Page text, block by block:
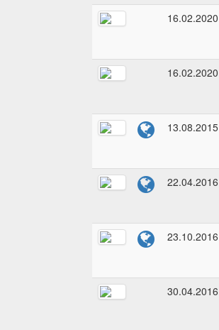
16.02.2020
16.02.2020
13.08.2015
22.04.2016
23.10.2016
30.04.2016